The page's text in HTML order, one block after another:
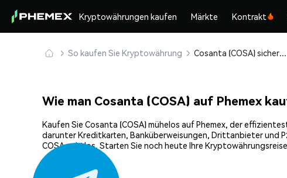
Kryptowährungen kaufen Märkte Kontrakt
So kaufen Sie Kryptowährung Cosanta (COSA) sicher kaufen und speichern
Wie man Cosanta (COSA) auf Phemex
Kaufen Sie Cosanta (COSA) mühelos auf Phemex, der
darunter Kreditkarten, Banküberweisungen, Drittanbieter und
COSA nahtlos. Starten Sie noch heute Ihre